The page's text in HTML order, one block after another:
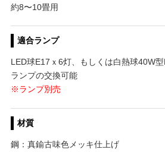
約8〜10畳用
適合ランプ
LED球E17ｘ6灯、もしくは白熱球40W
ランプの交換可能
※ランプ別売
材質
鋼：真鍮古味色メッキ仕上げ